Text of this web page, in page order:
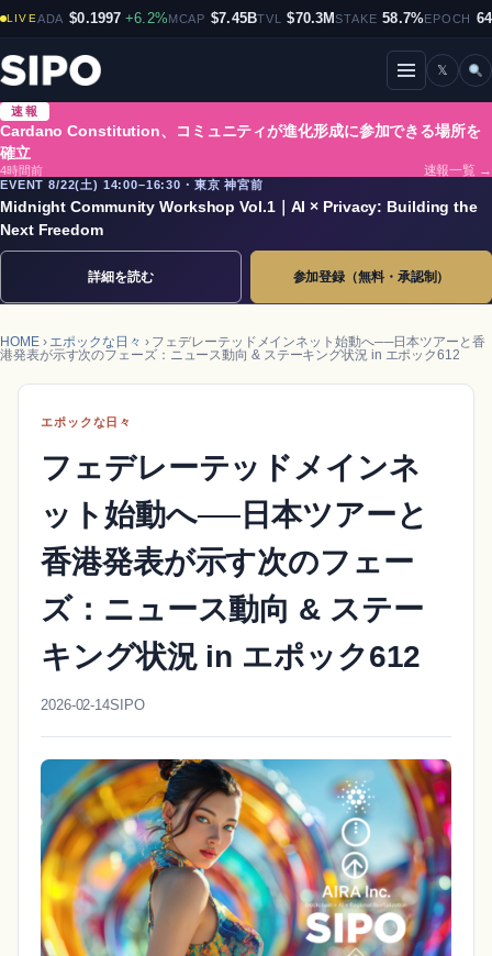
LIVEADA $0.1997 +6.2%MCAP $7.45BTVL $70.3MSTAKE 58.7%EPOCH
メニューを開閉
𝕏
速報
Cardano Constitution、コミュニティが進化形成に参加できる場所を
確立
4時間前
速報一覧 →
EVENT 8/22(土) 14:00–16:30・東京 神宮前
Midnight Community Workshop Vol.1｜AI × Privacy: Building the
Next Freedom
詳細を読む 参加登録（無料・承認制）
HOME› エポックな日々 › フェデレーテッドメインネット始動へ──日本ツアーと香
港発表が示す次のフェーズ：ニュース動向 & ステーキング状況 in エポック612
エポックな日々
フェデレーテッドメインネ
ット始動へ──日本ツアーと
香港発表が示す次のフェー
ズ：ニュース動向 & ステー
キング状況 in エポック612
2026-02-14SIPO